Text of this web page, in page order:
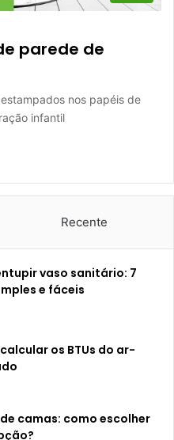
parede de
nos papéis de
infantil
Recente
vaso sanitário: 7
e fáceis
os BTUs do ar-
camas: como escolher